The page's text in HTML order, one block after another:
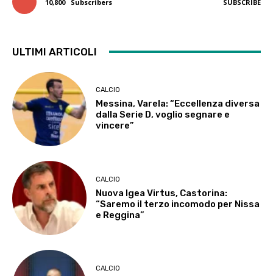
10,800 Subscribers SUBSCRIBE
ULTIMI ARTICOLI
CALCIO
Messina, Varela: “Eccellenza diversa
dalla Serie D, voglio segnare e
vincere”
CALCIO
Nuova Igea Virtus, Castorina:
“Saremo il terzo incomodo per Nissa
e Reggina”
CALCIO